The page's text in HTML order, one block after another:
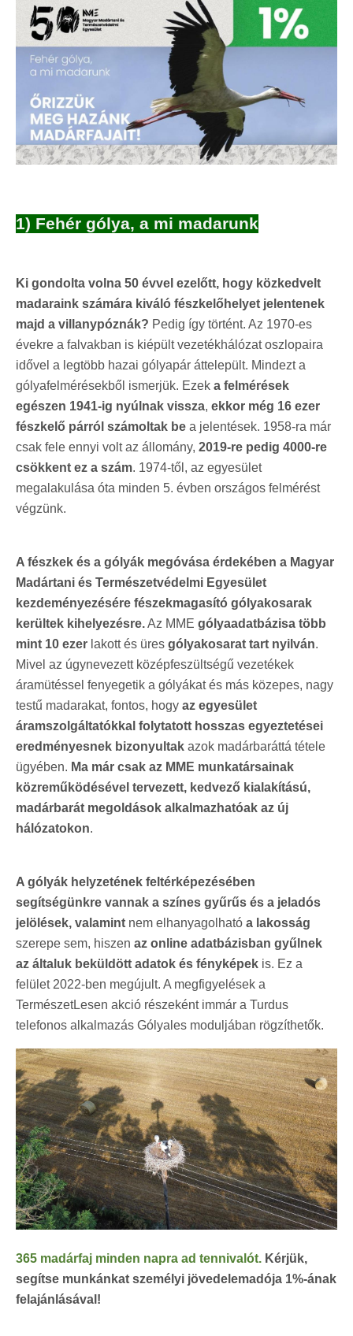
1) Fehér gólya, a mi madarunk
Ki gondolta volna 50 évvel ezelőtt, hogy közkedvelt
madaraink számára kiváló fészkelőhelyet jelentenek
majd a villanypóznák? Pedig így történt. Az 1970-es
évekre a falvakban is kiépült vezetékhálózat oszlopaira
idővel a legtöbb hazai gólyapár áttelepült. Mindezt a
gólyafelmérésekből ismerjük. Ezek a felmérések
egészen 1941-ig nyúlnak vissza, ekkor még 16 ezer
fészkelő párról számoltak be a jelentések. 1958-ra már
csak fele ennyi volt az állomány, 2019-re pedig 4000-re
csökkent ez a szám. 1974-től, az egyesület
megalakulása óta minden 5. évben országos felmérést
végzünk.
A fészkek és a gólyák megóvása érdekében a Magyar
Madártani és Természetvédelmi Egyesület
kezdeményezésére fészekmagasító gólyakosarak
kerültek kihelyezésre.Az MME gólyaadatbázisa több
mint 10 ezer lakott és üres gólyakosarat tart nyilván.
Mivel az úgynevezett középfeszültségű vezetékek
áramütéssel fenyegetik a gólyákat és más közepes, nagy
testű madarakat, fontos, hogy az egyesület
áramszolgáltatókkal folytatott hosszas egyeztetései
eredményesnek bizonyultak azok madárbaráttá tétele
ügyében. Ma már csak az MME munkatársainak
közreműködésével tervezett, kedvező kialakítású,
madárbarát megoldások alkalmazhatóak az új
hálózatokon.
A gólyák helyzetének feltérképezésében
segítségünkre vannak a színes gyűrűs és a jeladós
jelölések, valamint nem elhanyagolható a lakosság
szerepe sem, hiszen az online adatbázisban gyűlnek
az általuk beküldött adatok és fényképek is. Ez a
felület 2022-ben megújult. A megfigyelések a
TermészetLesen akció részeként immár a Turdus
telefonos alkalmazás Gólyales moduljában rögzíthetők.
365 madárfaj minden napra ad tennivalót. Kérjük,
segítse munkánkat személyi jövedelemadója 1%-ának
felajánlásával!